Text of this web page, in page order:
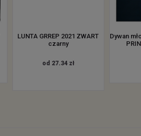
LUNTA GRREP 2021 ZWART
czarny
od 27.34 zł
Dywan